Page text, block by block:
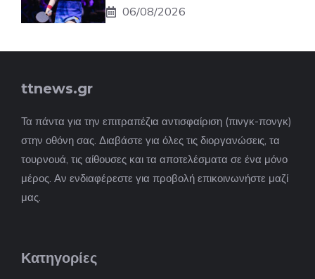
06/08/2026
ttnews.gr
Τα πάντα για την επιτραπέζια αντισφαίριση (πινγκ-πονγκ)
στην οθόνη σας. Διαβάστε για όλες τις διοργανώσεις, τα
τουρνουά, τις αίθουσες και τα αποτελέσματα σε ένα μόνο
μέρος. Αν ενδιαφέρεστε για προβολή επικοινωνήστε μαζί
μας.
Κατηγορίες